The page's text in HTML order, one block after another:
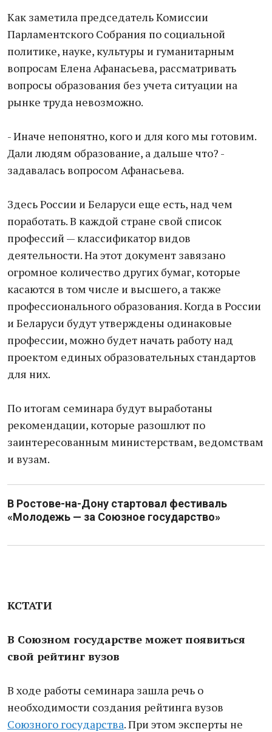
Как заметила председатель Комиссии
Парламентского Собрания по социальной
политике, науке, культуры и гуманитарным
вопросам Елена Афанасьева, рассматривать
вопросы образования без учета ситуации на
рынке труда невозможно.
- Иначе непонятно, кого и для кого мы готовим.
Дали людям образование, а дальше что? -
задавалась вопросом Афанасьева.
Здесь России и Беларуси еще есть, над чем
поработать. В каждой стране свой список
профессий — классификатор видов
деятельности. На этот документ завязано
огромное количество других бумаг, которые
касаются в том числе и высшего, а также
профессионального образования. Когда в России
и Беларуси будут утверждены одинаковые
профессии, можно будет начать работу над
проектом единых образовательных стандартов
для них.
По итогам семинара будут выработаны
рекомендации, которые разошлют по
заинтересованным министерствам, ведомствам
и вузам.
В Ростове-на-Дону стартовал фестиваль
«Молодежь — за Союзное государство»
КСТАТИ
В Союзном государстве может появиться
свой рейтинг вузов
В ходе работы семинара зашла речь о
необходимости создания рейтинга вузов
Союзного государства. При этом эксперты не